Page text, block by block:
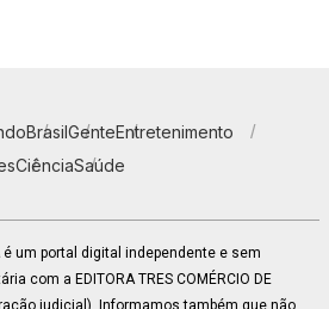
BrasilGenteEntretenimento
CiênciaSaúde
é um portal digital independente e sem
com a EDITORA TRES COMÉRCIO DE
judicial). Informamos também que não